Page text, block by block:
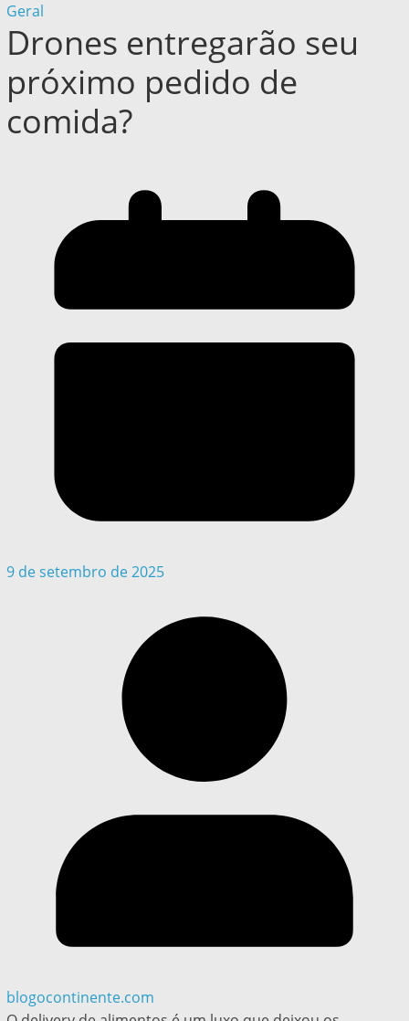
Geral
Drones entregarão seu
próximo pedido de
comida?
9 de setembro de 2025
blogocontinente.com